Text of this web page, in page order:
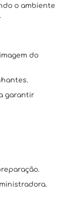
o ambiente
do
garantir